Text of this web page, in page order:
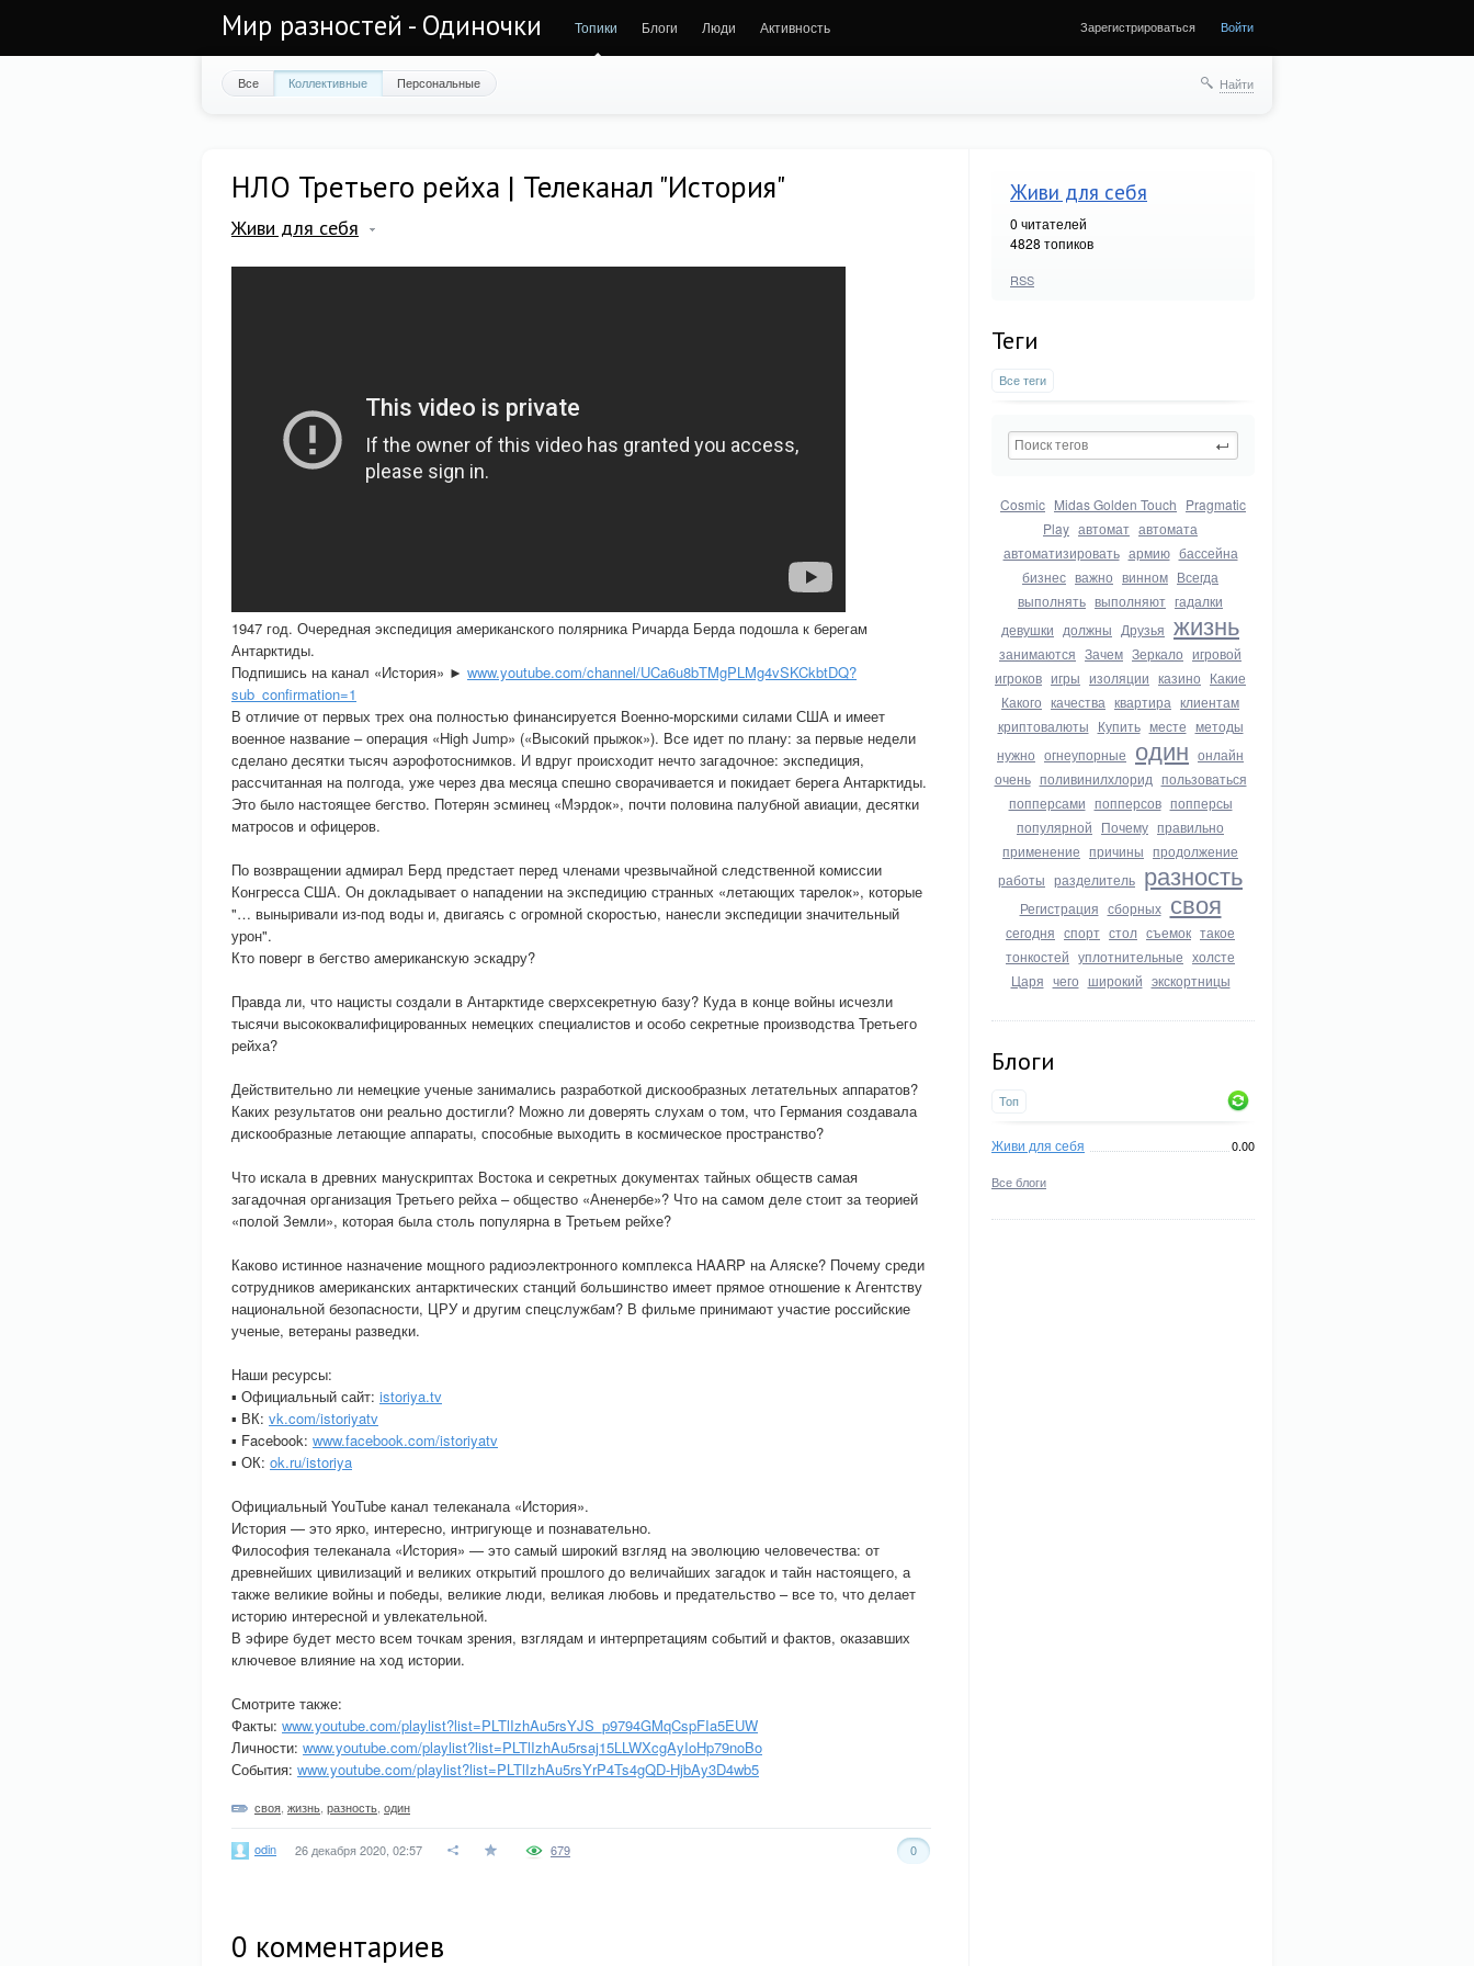
Мир разностей - Одиночки Топики Блоги Люди Активность Зарегистрироваться Войти
Все Коллективные Персональные Найти
Живи для себя
0 читателей
4828 топиков
RSS
Теги
Все теги
Cosmic Midas Golden Touch Pragmatic
Play автомат автомата
автоматизировать армию бассейна
бизнес важно винном Всегда
выполнять выполняют гадалки
девушки должны Друзья жизнь
занимаются Зачем Зеркало игровой
игроков игры изоляции казино Какие
Какого качества квартира клиентам
криптовалюты Купить месте методы
нужно огнеупорные один онлайн
очень поливинилхлорид пользоваться
попперсами попперсов попперсы
популярной Почему правильно
применение причины продолжение
работы разделитель разность
Регистрация сборных своя
сегодня спорт стол съемок такое
тонкостей уплотнительные холсте
Царя чего широкий экскортницы
Блоги
Топ
Живи для себя 0.00
Все блоги
НЛО Третьего рейха | Телеканал "История"
Живи для себя
1947 год. Очередная экспедиция американского полярника Ричарда Берда подошла к берегам
Антарктиды.
Подпишись на канал «История» ► www.youtube.com/channel/UCa6u8bTMgPLMg4vSKCkbtDQ?
sub_confirmation=1
В отличие от первых трех она полностью финансируется Военно-морскими силами США и имеет
военное название – операция «High Jump» («Высокий прыжок»). Все идет по плану: за первые недели
сделано десятки тысяч аэрофотоснимков. И вдруг происходит нечто загадочное: экспедиция,
рассчитанная на полгода, уже через два месяца спешно сворачивается и покидает берега Антарктиды.
Это было настоящее бегство. Потерян эсминец «Мэрдок», почти половина палубной авиации, десятки
матросов и офицеров.
По возвращении адмирал Берд предстает перед членами чрезвычайной следственной комиссии
Конгресса США. Он докладывает о нападении на экспедицию странных «летающих тарелок», которые
"… выныривали из-под воды и, двигаясь с огромной скоростью, нанесли экспедиции значительный
урон".
Кто поверг в бегство американскую эскадру?
Правда ли, что нацисты создали в Антарктиде сверхсекретную базу? Куда в конце войны исчезли
тысячи высококвалифицированных немецких специалистов и особо секретные производства Третьего
рейха?
Действительно ли немецкие ученые занимались разработкой дискообразных летательных аппаратов?
Каких результатов они реально достигли? Можно ли доверять слухам о том, что Германия создавала
дискообразные летающие аппараты, способные выходить в космическое пространство?
Что искала в древних манускриптах Востока и секретных документах тайных обществ самая
загадочная организация Третьего рейха – общество «Аненербе»? Что на самом деле стоит за теорией
«полой Земли», которая была столь популярна в Третьем рейхе?
Каково истинное назначение мощного радиоэлектронного комплекса HAARP на Аляске? Почему среди
сотрудников американских антарктических станций большинство имеет прямое отношение к Агентству
национальной безопасности, ЦРУ и другим спецслужбам? В фильме принимают участие российские
ученые, ветераны разведки.
Наши ресурсы:
▪ Официальный сайт: istoriya.tv
▪ ВК: vk.com/istoriyatv
▪ Facebook: www.facebook.com/istoriyatv
▪ ОК: ok.ru/istoriya
Официальный YouTube канал телеканала «История».
История — это ярко, интересно, интригующе и познавательно.
Философия телеканала «История» — это самый широкий взгляд на эволюцию человечества: от
древнейших цивилизаций и великих открытий прошлого до величайших загадок и тайн настоящего, а
также великие войны и победы, великие люди, великая любовь и предательство – все то, что делает
историю интересной и увлекательной.
В эфире будет место всем точкам зрения, взглядам и интерпретациям событий и фактов, оказавших
ключевое влияние на ход истории.
Смотрите также:
Факты: www.youtube.com/playlist?list=PLTlIzhAu5rsYJS_p9794GMqCspFIa5EUW
Личности: www.youtube.com/playlist?list=PLTlIzhAu5rsaj15LLWXcgAyIoHp79noBo
События: www.youtube.com/playlist?list=PLTlIzhAu5rsYrP4Ts4gQD-HjbAy3D4wb5
своя жизнь разность один
odin 26 декабря 2020, 02:57 0
679
0 комментариев